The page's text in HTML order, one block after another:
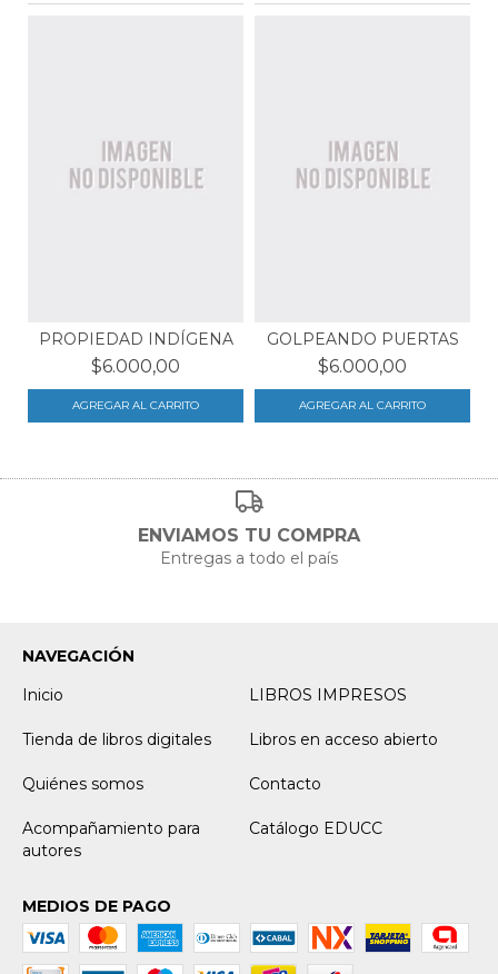
PROPIEDAD INDÍGENA
$6.000,00
GOLPEANDO PUERTAS
$6.000,00
ENVIAMOS TU COMPRA
Entregas a todo el país
NAVEGACIÓN
Inicio
LIBROS IMPRESOS
Tienda de libros digitales Libros en acceso abierto
Quiénes somos Contacto
Acompañamiento para
autores
Catálogo EDUCC
MEDIOS DE PAGO